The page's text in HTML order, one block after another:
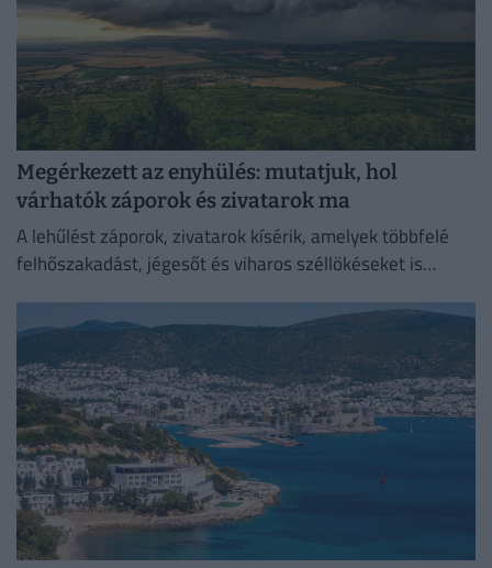
Megérkezett az enyhülés: mutatjuk, hol
várhatók záporok és zivatarok ma
A lehűlést záporok, zivatarok kísérik, amelyek többfelé
felhőszakadást, jégesőt és viharos széllökéseket is